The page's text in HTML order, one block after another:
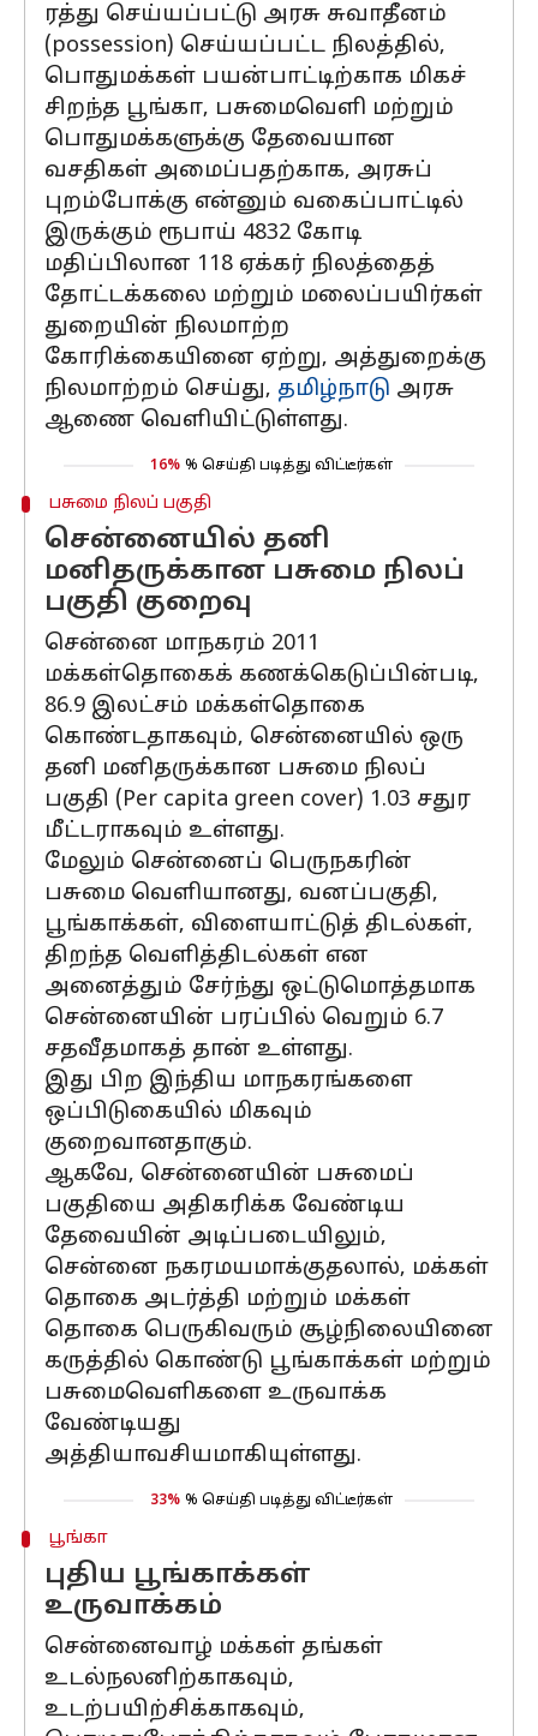
ரத்து செய்யப்பட்டு அரசு சுவாதீனம்
(possession) செய்யப்பட்ட நிலத்தில்,
பொதுமக்கள் பயன்பாட்டிற்காக மிகச்
சிறந்த பூங்கா, பசுமைவெளி மற்றும்
பொதுமக்களுக்கு தேவையான
வசதிகள் அமைப்பதற்காக, அரசுப்
புறம்போக்கு என்னும் வகைப்பாட்டில்
இருக்கும் ரூபாய் 4832 கோடி
மதிப்பிலான 118 ஏக்கர் நிலத்தைத்
தோட்டக்கலை மற்றும் மலைப்பயிர்கள்
துறையின் நிலமாற்ற
கோரிக்கையினை ஏற்று, அத்துறைக்கு
நிலமாற்றம் செய்து, தமிழ்நாடு அரசு
ஆணை வெளியிட்டுள்ளது.
16% % செய்தி படித்து விட்டீர்கள்
பசுமை நிலப் பகுதி
சென்னையில் தனி
மனிதருக்கான பசுமை நிலப்
பகுதி குறைவு
சென்னை மாநகரம் 2011
மக்கள்தொகைக் கணக்கெடுப்பின்படி,
86.9 இலட்சம் மக்கள்தொகை
கொண்டதாகவும், சென்னையில் ஒரு
தனி மனிதருக்கான பசுமை நிலப்
பகுதி (Per capita green cover) 1.03 சதுர
மீட்டராகவும் உள்ளது.
மேலும் சென்னைப் பெருநகரின்
பசுமை வெளியானது, வனப்பகுதி,
பூங்காக்கள், விளையாட்டுத் திடல்கள்,
திறந்த வெளித்திடல்கள் என
அனைத்தும் சேர்ந்து ஒட்டுமொத்தமாக
சென்னையின் பரப்பில் வெறும் 6.7
சதவீதமாகத் தான் உள்ளது.
இது பிற இந்திய மாநகரங்களை
ஒப்பிடுகையில் மிகவும்
குறைவானதாகும்.
ஆகவே, சென்னையின் பசுமைப்
பகுதியை அதிகரிக்க வேண்டிய
தேவையின் அடிப்படையிலும்,
சென்னை நகரமயமாக்குதலால், மக்கள்
தொகை அடர்த்தி மற்றும் மக்கள்
தொகை பெருகிவரும் சூழ்நிலையினை
கருத்தில் கொண்டு பூங்காக்கள் மற்றும்
பசுமைவெளிகளை உருவாக்க
வேண்டியது
அத்தியாவசியமாகியுள்ளது.
33% % செய்தி படித்து விட்டீர்கள்
பூங்கா
புதிய பூங்காக்கள்
உருவாக்கம்
சென்னைவாழ் மக்கள் தங்கள்
உடல்நலனிற்காகவும்,
உடற்பயிற்சிக்காகவும்,